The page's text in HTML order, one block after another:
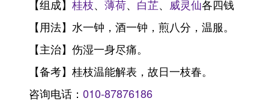
【组成】 桂枝、 薄荷、 白芷、 威灵仙各四钱
【用法】水一钟，酒一钟，煎八分，温服。
【主治】伤湿一身尽痛。
【备考】桂枝温能解表，故日一枝春。
咨询电话： 010-87876186